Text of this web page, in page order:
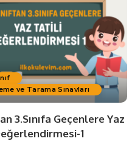
ve Tarama Sınavları
3.Sınıfa Geçenlere Yaz
1